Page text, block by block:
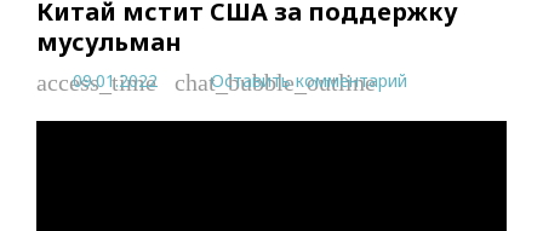
Китай мстит США за поддержку
мусульман
access_time
09.01.2022 chat_bubble_outline
Оставить комментарий